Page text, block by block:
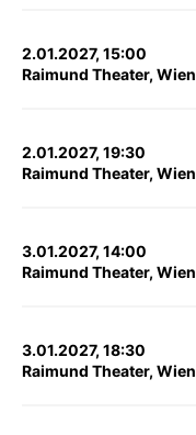
2.01.2027, 15:00
Raimund Theater, Wien
2.01.2027, 19:30
Raimund Theater, Wien
3.01.2027, 14:00
Raimund Theater, Wien
3.01.2027, 18:30
Raimund Theater, Wien